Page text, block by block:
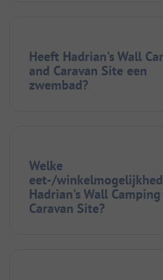
Heeft Hadrian's Wall
and Caravan Site een
zwembad?
Welke
eet-/
Hadrian's Wall
Caravan Site?